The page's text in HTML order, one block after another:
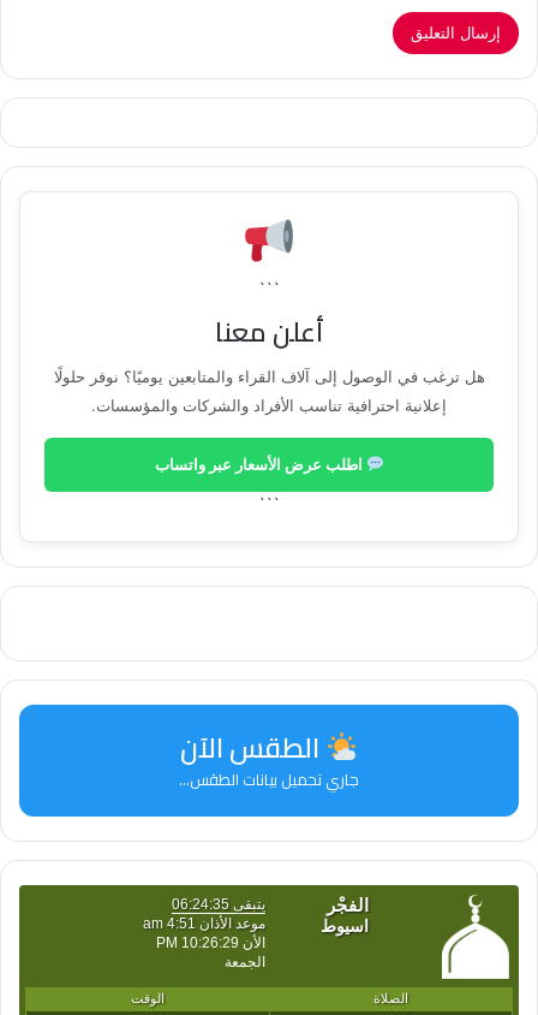
```
أعلن معنا
هل ترغب في الوصول إلى آلاف القراء والمتابعين يوميًا؟ نوفر حلولًا
إعلانية احترافية تناسب الأفراد والشركات والمؤسسات.
اطلب عرض الأسعار عبر واتساب
```
الطقس الآن
جاري تحميل بيانات الطقس...